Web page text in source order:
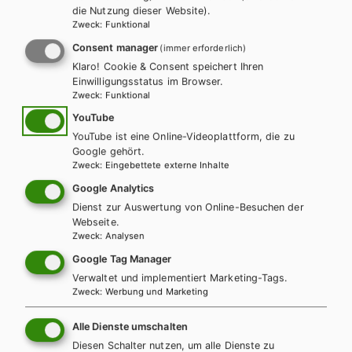
LEHRERSERVICE
Karin Ritz
+ 43 1 403 77 77 70
karin.ritz@hpt.at
LEHRERSERVICE
Elisabeth Gettinger
+ 43 1 403 77 77 164
elisabeth.gettinger@hpt.at
die Nutzung dieser Website).
Zweck: Funktional
Consent manager (immer erforderlich)
Klaro! Cookie & Consent speichert Ihren
Einwilligungsstatus im Browser.
Zweck: Funktional
YouTube
YouTube ist eine Online-Videoplattform, die zu
Google gehört.
Zweck: Eingebettete externe Inhalte
Google Analytics
Dienst zur Auswertung von Online-Besuchen der
Webseite.
Zweck: Analysen
Google Tag Manager
Verwaltet und implementiert Marketing-Tags.
Zweck: Werbung und Marketing
Alle Dienste umschalten
Diesen Schalter nutzen, um alle Dienste zu